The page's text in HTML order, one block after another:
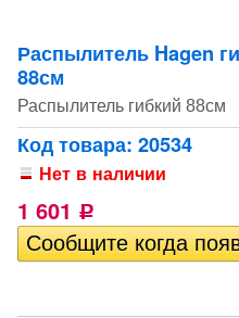
Распылитель Hagen
88см
Распылитель гибкий 88см
Код товара: 20534
Нет в наличии
1 601 Р